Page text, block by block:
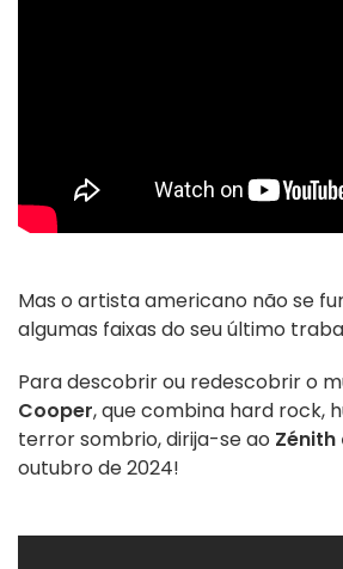
Mas o artista americano não se
algumas faixas do seu último
Para descobrir ou redescobrir o
Cooper, que combina hard rock,
terror sombrio, dirija-se ao Zénith
outubro de 2024!